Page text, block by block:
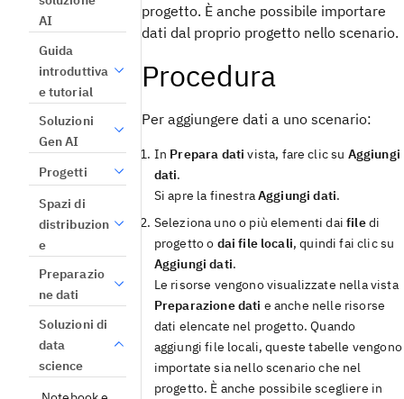
AI
Guida
introduttiva
e tutorial
Soluzioni
Gen AI
Progetti
Spazi di
distribuzion
e
Preparazio
ne dati
Soluzioni di
data
science
progetto. È anche possibile importare
dati dal proprio progetto nello scenario.
Procedura
Per aggiungere dati a uno scenario:
In Prepara dati vista, fare clic su Aggiungi
dati.
Si apre la finestraAggiungi dati.
Seleziona uno o più elementi daifiledi
progetto o dai file locali, quindi fai clic su
Aggiungi dati.
Le risorse vengono visualizzate nellavista
Preparazione dati e anche nelle risorse
dati elencate nel progetto. Quando
aggiungi file locali, queste tabelle vengono
importate sia nello scenario che nel
progetto. È anche possibile scegliere in